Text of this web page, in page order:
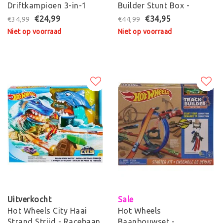
Driftkampioen 3-in-1
Race Rally
€34,99 €24,99
Niet op voorraad
Builder Stunt Box -
Racebaan
€44,99 €34,95
Niet op voorraad
Uitverkocht
Hot Wheels City Haai
Sale
Hot Wheels